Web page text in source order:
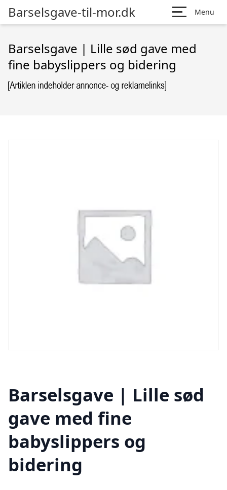
Barselsgave-til-mor.dk Menu
Barselsgave | Lille sød gave med
fine babyslippers og bidering
Barselsgave | Lille sød
gave med fine
babyslippers og
bidering